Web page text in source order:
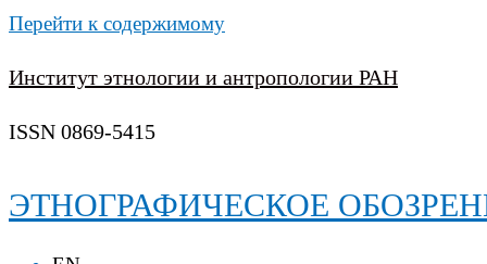
Перейти к содержимому
Институт этнологии и антропологии РАН
ISSN 0869-5415
ЭТНОГРАФИЧЕСКОЕ